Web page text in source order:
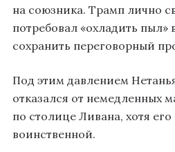
на союзника. Трамп лично
потребовал «охладить пыл»
сохранить переговорный
Под этим давлением
отказался от немедленных
по столице Ливана, хотя
воинственной.